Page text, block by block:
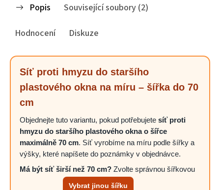
Popis
Související soubory (2)
Hodnocení
Diskuze
Síť proti hmyzu do staršího
plastového okna na míru – šířka do 70
cm
Objednejte tuto variantu, pokud potřebujete síť proti
hmyzu do staršího plastového okna o šířce
maximálně 70 cm. Síť vyrobíme na míru podle šířky a
výšky, které napíšete do poznámky v objednávce.
Má být síť širší než 70 cm? Zvolte správnou šířkovou
Vybrat jinou šířku